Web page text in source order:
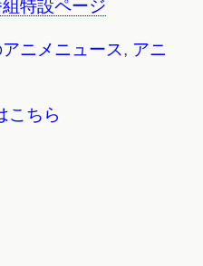
特設ページ
ニメニュース, アニ
こちら